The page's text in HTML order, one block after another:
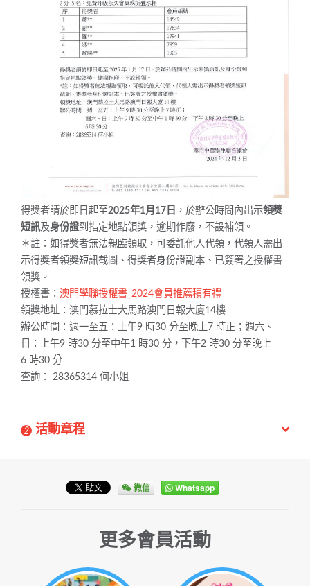
得獎者請於即日起至2025年1月17日 ，於辦公時間內出示領獎
短訊及身份證到指定地點領獎，逾期作廢，不設補領。
＊註：如得獎者無法親臨領取，可委託他人代領，代領人需出
示得獎者領獎短訊截圖、得獎者身份證副本、已簽署之授權書
領獎。
授權書： 澳門學聯授權書_2024會員推薦積有禮
領獎地址：澳門慕拉士大馬路澳門日報大廈14樓
辦公時間：週一至五：上午9 時30 分至晚上7 時正；週六、
日：上午9 時30 分至中午1 時30 分，下午2 時30 分至晚上
6 時30 分
查詢： 28365314 何小姐
2 活動章程
微信 Whatsapp
更多會員活動